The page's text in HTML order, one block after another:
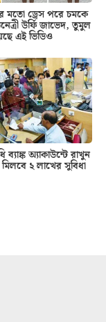
মতো ড্রেস পরে চমকে
উর্ফি জাভেদ, তুমুল
এই ভিডিও
অ্যাকাউন্টে রাখুন
২ লাখের সুবিধা